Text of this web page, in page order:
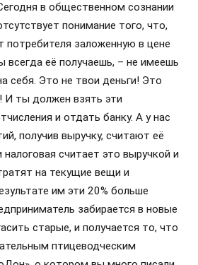
в общественном сознании
понимание того, что,
потребителя заложенную в цене
всегда её получаешь, – не имеешь
себя. Это не твои деньги! Это
И ты должен взять эти
и отдать банку. А у нас
получив выручку, считают её
налоговая считает это выручкой и
на текущие вещи и
им эти 20% больше
забирается в новые
старые, и получается то, что
птицеводческим